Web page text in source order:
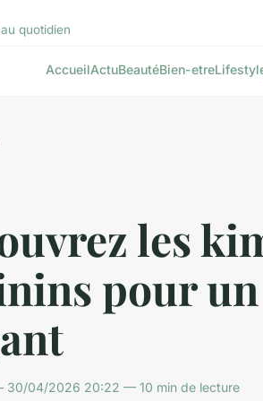
quotidien
AccueilActuBeautéBien-etre
les
pour
30/04/2026 20:22 — 10 min de lecture